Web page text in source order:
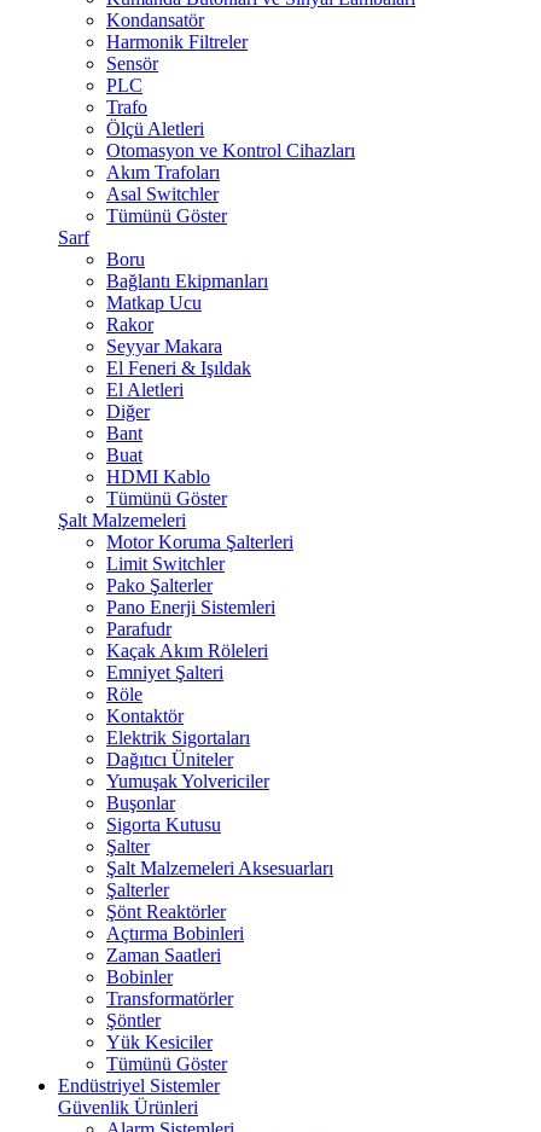
Kondansatör
Harmonik Filtreler
Sensör
PLC
Trafo
Ölçü Aletleri
Otomasyon ve Kontrol Cihazları
Akım Trafoları
Asal Switchler
Tümünü Göster
Sarf
Boru
Bağlantı Ekipmanları
Matkap Ucu
Rakor
Seyyar Makara
El Feneri & Işıldak
El Aletleri
Diğer
Bant
Buat
HDMI Kablo
Tümünü Göster
Şalt Malzemeleri
Motor Koruma Şalterleri
Limit Switchler
Pako Şalterler
Pano Enerji Sistemleri
Parafudr
Kaçak Akım Röleleri
Emniyet Şalteri
Röle
Kontaktör
Elektrik Sigortaları
Dağıtıcı Üniteler
Yumuşak Yolvericiler
Buşonlar
Sigorta Kutusu
Şalter
Şalt Malzemeleri Aksesuarları
Şalterler
Şönt Reaktörler
Açtırma Bobinleri
Zaman Saatleri
Bobinler
Transformatörler
Şöntler
Yük Kesiciler
Tümünü Göster
Endüstriyel Sistemler
Güvenlik Ürünleri